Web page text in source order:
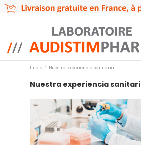
Inicio Nuestra experiencia sanitaria
Nuestra experiencia